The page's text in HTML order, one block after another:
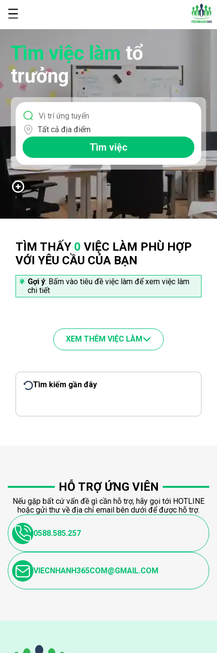
Tìm việc làm tổ
trưởng
Tất cả địa điểm
Tìm việc
TÌM THẤY 0 VIỆC LÀM PHÙ HỢP
VỚI YÊU CẦU CỦA BẠN
Gợi ý: Bấm vào tiêu đề việc làm để xem việc làm
chi tiết
XEM THÊM VIỆC LÀM
Tìm kiếm gần đây
HỖ TRỢ ỨNG VIÊN
Nếu gặp bất cứ vấn đề gì cần hỗ trợ, hãy gọi tới HOTLINE
hoặc gửi thư về địa chỉ email bên dưới để được hỗ trợ.
0588.585.257
VIECNHANH365COM@GMAIL.COM